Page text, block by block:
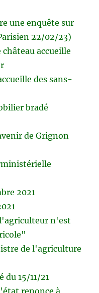
une enquête sur
22/02/23)
château accueille
des sans-
bradé
de Grignon
2021
n'est
de l'agriculture
15/11/21
renonce à